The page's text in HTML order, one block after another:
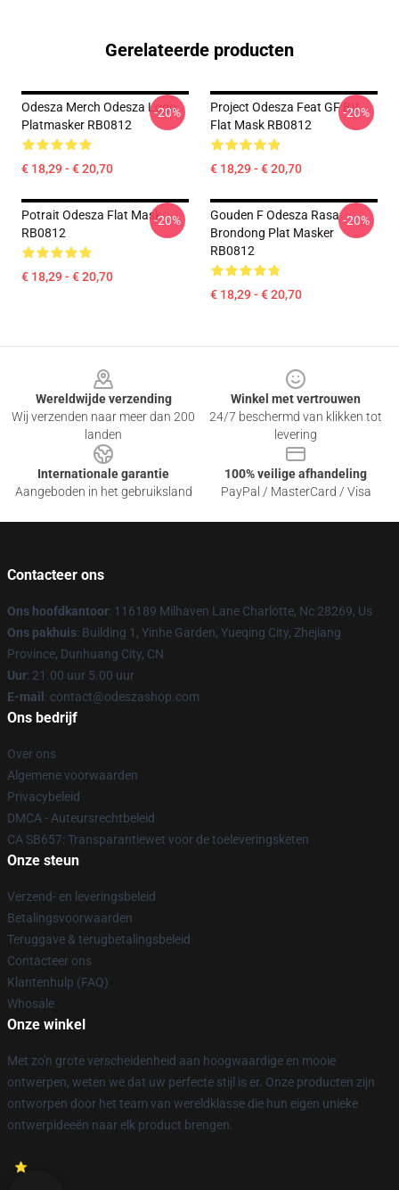
Gerelateerde producten
Odesza Merch Odesza Logo
Platmasker RB0812
€ 18,29 - € 20,70
-20%
Project Odesza Feat GF BV
Flat Mask RB0812
€ 18,29 - € 20,70
-20%
Potrait Odesza Flat Mask
RB0812
€ 18,29 - € 20,70
-20%
Gouden F Odesza Rasa
Brondong Plat Masker
RB0812
€ 18,29 - € 20,70
-20%
Wereldwijde verzending
Wij verzenden naar meer dan 200
landen
Winkel met vertrouwen
24/7 beschermd van klikken tot
levering
Internationale garantie
Aangeboden in het gebruiksland
100% veilige afhandeling
PayPal / MasterCard / Visa
Contacteer ons
Ons hoofdkantoor: 116189 Milhaven Lane Charlotte, Nc 28269, Us
Ons pakhuis: Building 1, Yinhe Garden, Yueqing City, Zhejiang
Province, Dunhuang City, CN
Uur: 21.00 uur 5.00 uur
E-mail : contact@odeszashop.com
Ons bedrijf
Over ons
Algemene voorwaarden
Privacybeleid
DMCA - Auteursrechtbeleid
CA SB657: Transparantiewet voor de toeleveringsketen
Onze steun
Verzend- en leveringsbeleid
Betalingsvoorwaarden
Teruggave & terugbetalingsbeleid
Contacteer ons
Klantenhulp (FAQ)
Whosale
Onze winkel
Met zo'n grote verscheidenheid aan hoogwaardige en mooie
ontwerpen, weten we dat uw perfecte stijl is er. Onze producten zijn
ontworpen door het team van wereldklasse die hun eigen unieke
ontwerpideeën naar elk product brengen.